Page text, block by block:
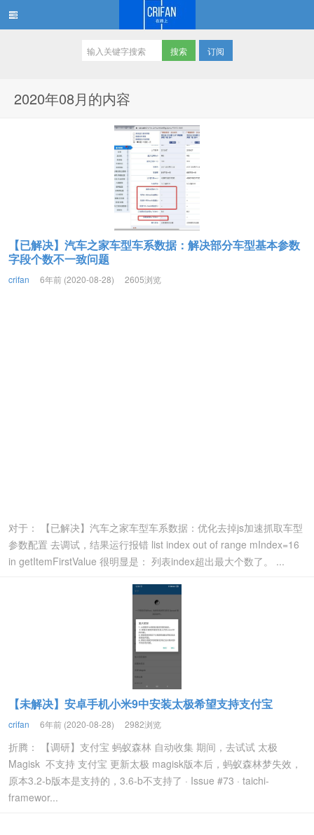
订阅
2020年08月的内容
【已解决】汽车之家车型车系数据：解决部分车型基本参数
字段个数不一致问题
crifan 6年前 (2020-08-28) 2605浏览
对于： 【已解决】汽车之家车型车系数据：优化去掉js加速抓取车型
参数配置 去调试，结果运行报错 list index out of range mIndex=16
in getItemFirstValue 很明显是： 列表index超出最大个数了。 ...
【未解决】安卓手机小米9中安装太极希望支持支付宝
crifan 6年前 (2020-08-28) 2982浏览
折腾： 【调研】支付宝 蚂蚁森林 自动收集 期间，去试试 太极
Magisk 不支持 支付宝 更新太极 magisk版本后，蚂蚁森林梦失效，
原本3.2-b版本是支持的，3.6-b不支持了 · Issue #73 · taichi-
framewor...